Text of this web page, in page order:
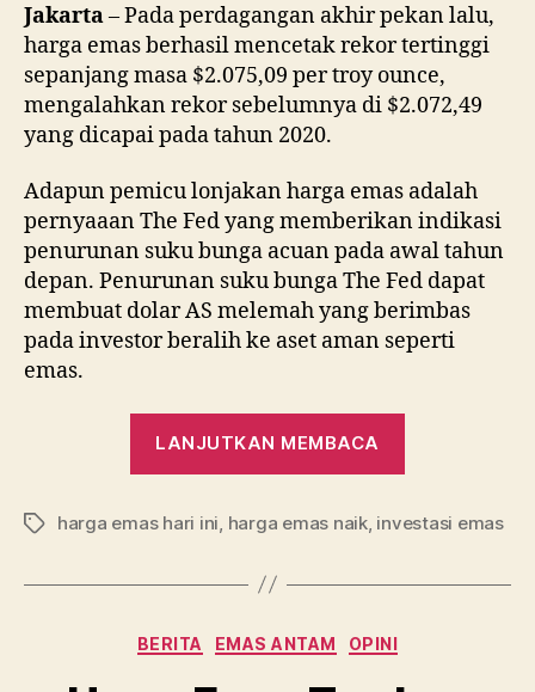
Jakarta– Pada perdagangan akhir pekan lalu,
harga emas berhasil mencetak rekor tertinggi
sepanjang masa $2.075,09 per troy ounce,
mengalahkan rekor sebelumnya di $2.072,49
yang dicapai pada tahun 2020.
Adapun pemicu lonjakan harga emas adalah
pernyaaan The Fed yang memberikan indikasi
penurunan suku bunga acuan pada awal tahun
depan. Penurunan suku bunga The Fed dapat
membuat dolar AS melemah yang berimbas
pada investor beralih ke aset aman seperti
emas.
LANJUTKAN MEMBACA
Rekor
Sepanjang
Tag harga emas hari ini harga emas naik, investasi emas
Kategori
BERITA EMAS ANTAM OPINI